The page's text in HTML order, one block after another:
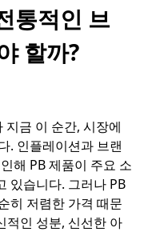
통적인 브
할까?
금 이 순간, 시장에
. 인플레이션과 브랜
해 PB 제품이 주요 소
있습니다. 그러나 PB
히 저렴한 가격 때문
적인 성분, 신선한 아